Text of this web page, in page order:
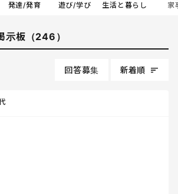
発達/発育 遊び/学び 生活と暮らし 家
板（246）
回答募集 新着順